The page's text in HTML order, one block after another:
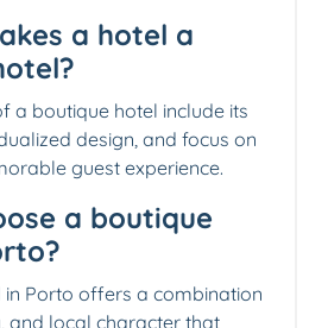
a hotel a
a boutique hotel include its
design, and focus on
guest experience.
a boutique
in Porto offers a combination
and local character that